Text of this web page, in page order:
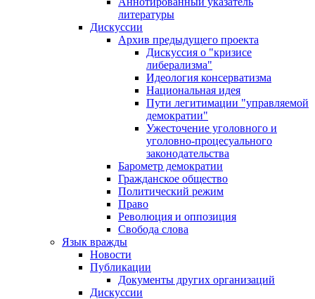
литературы
Дискуссии
Архив предыдущего проекта
Дискуссия о "кризисе
либерализма"
Идеология консерватизма
Национальная идея
Пути легитимации "управляемой
демократии"
Ужесточение уголовного и
уголовно-процесуального
законодательства
Барометр демократии
Гражданское общество
Политический режим
Право
Революция и оппозиция
Свобода слова
Язык вражды
Новости
Публикации
Документы других организаций
Дискуссии